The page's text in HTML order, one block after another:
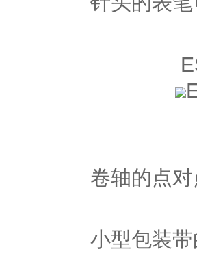
卷轴的点
小型包装